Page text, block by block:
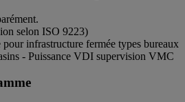
selon ISO 9223)
infrastructure fermée types bureaux
- Puissance VDI supervision VMC